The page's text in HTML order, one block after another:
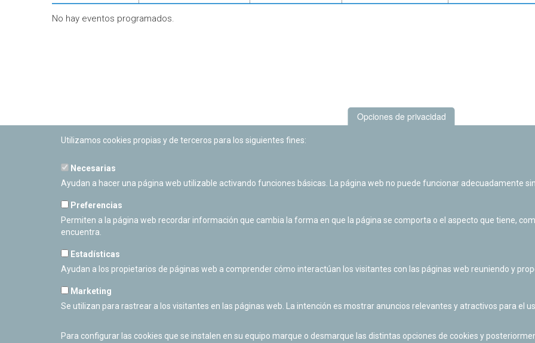
No hay eventos programados.
PLANETARIO DE PAMPLONA
Calle Sancho RamÃ­rez, s/n
Cerrado Temporalmente
Opciones de privacidad
Utilizamos cookies propias y de terceros para los siguientes fines:
Necesarias
Ayudan a hacer una página web utilizable activando funciones básicas. La página web no puede funcionar adecuadamente
Preferencias
Permiten a la página web recordar información que cambia la forma en que la página se comporta o el aspecto que tiene,
encuentra.
Estadísticas
Ayudan a los propietarios de páginas web a comprender cómo interactúan los visitantes con las páginas web reuniendo y
Marketing
Se utilizan para rastrear a los visitantes en las páginas web. La intención es mostrar anuncios relevantes y atractivos para el
Para configurar las cookies que se instalen en su equipo marque o desmarque las distintas opciones de cookies y